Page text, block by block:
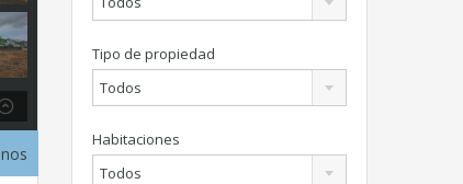
Tipo de propiedad
Todos
Habitaciones
Todos